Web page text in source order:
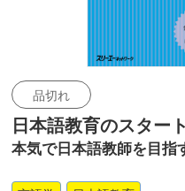
品切れ
日本語教育のスター
本気で日本語教師を目指